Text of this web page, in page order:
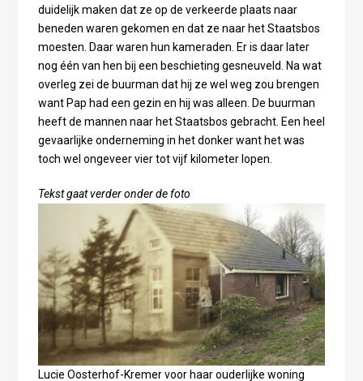
duidelijk maken dat ze op de verkeerde plaats naar
beneden waren gekomen en dat ze naar het Staatsbos
moesten. Daar waren hun kameraden. Er is daar later
nog één van hen bij een beschieting gesneuveld. Na wat
overleg zei de buurman dat hij ze wel weg zou brengen
want Pap had een gezin en hij was alleen. De buurman
heeft de mannen naar het Staatsbos gebracht. Een heel
gevaarlijke onderneming in het donker want het was
toch wel ongeveer vier tot vijf kilometer lopen.
Tekst gaat verder onder de foto
Lucie Oosterhof-Kremer voor haar ouderlijke woning